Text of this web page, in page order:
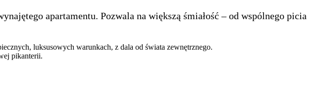
apartamentu. Pozwala na większą śmiałość – od wspólnego picia
luksusowych warunkach, z dala od świata zewnętrznego.
pikanterii.